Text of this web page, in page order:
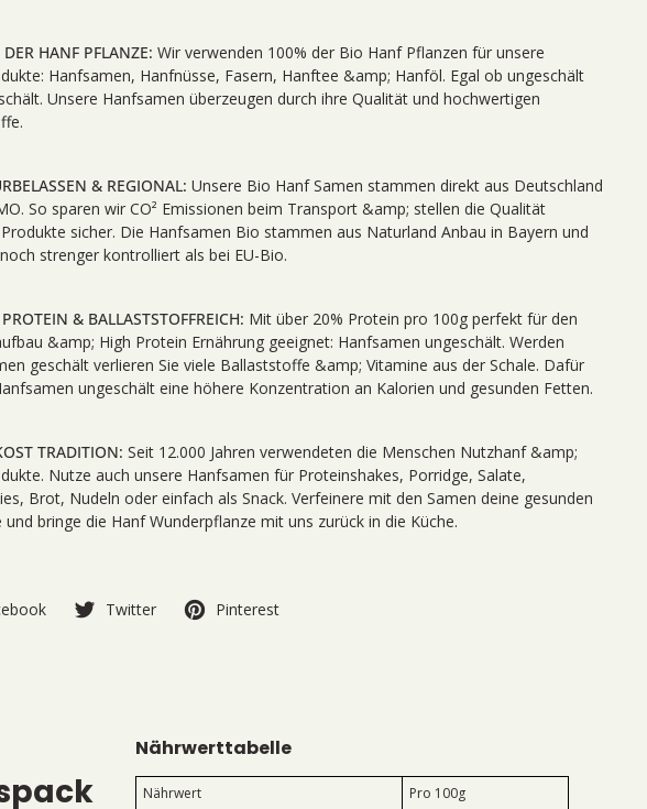
HANF PFLANZE: Wir verwenden 100% der Bio Hanf Pflanzen für unsere
Hanfsamen, Hanfnüsse, Fasern, Hanftee &amp; Hanföl. Egal ob ungeschält
Unsere Hanfsamen überzeugen durch ihre Qualität und hochwertigen
& REGIONAL: Unsere Bio Hanf Samen stammen direkt aus Deutschland
So sparen wir CO² Emissionen beim Transport &amp; stellen die Qualität
sicher. Die Hanfsamen Bio stammen aus Naturland Anbau in Bayern und
strenger kontrolliert als bei EU-Bio.
& BALLASTSTOFFREICH: Mit über 20% Protein pro 100g perfekt für den
&amp; High Protein Ernährung geeignet: Hanfsamen ungeschält. Werden
geschält verlieren Sie viele Ballaststoffe &amp; Vitamine aus der Schale. Dafür
ungeschält eine höhere Konzentration an Kalorien und gesunden Fetten.
TRADITION: Seit 12.000 Jahren verwendeten die Menschen Nutzhanf &amp;
Nutze auch unsere Hanfsamen für Proteinshakes, Porridge, Salate,
Brot, Nudeln oder einfach als Snack. Verfeinere mit den Samen deine gesunden
und bringe die Hanf Wunderpflanze mit uns zurück in die Küche.
Twitter Pinterest
Nährwerttabelle
Nährwert
Pro 100g